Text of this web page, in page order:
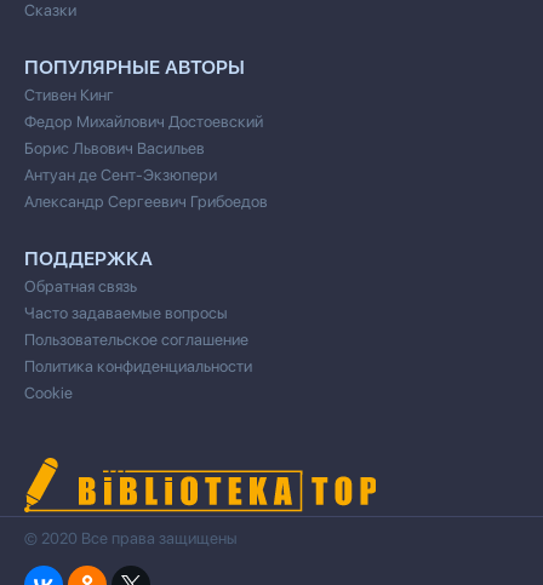
Сказки
ПОПУЛЯРНЫЕ АВТОРЫ
Стивен Кинг
Федор Михайлович Достоевский
Борис Львович Васильев
Антуан де Сент-Экзюпери
Александр Сергеевич Грибоедов
ПОДДЕРЖКА
Обратная связь
Часто задаваемые вопросы
Пользовательское соглашение
Политика конфиденциальности
Cookie
© 2020 Все права защищены